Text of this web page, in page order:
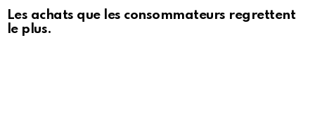
Les achats que les consommateurs regrettent
le plus.